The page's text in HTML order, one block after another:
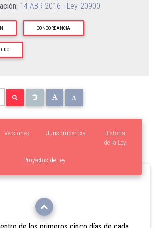
14-ABR-2016 - Ley 20900
CONCORDANCIA
Versiones Jurisprudencia
Proyectos de Ley
Historia
de la Ley